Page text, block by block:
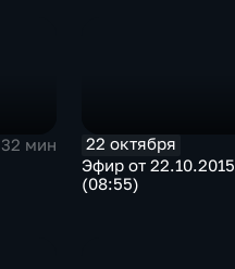
32 мин
22 октября
Эфир от 22.10.2015
(08:55)